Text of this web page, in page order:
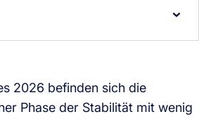
2026 befinden sich die
Phase der Stabilität mit wenig